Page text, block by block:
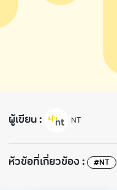
ผู้เขียน : NT
ห้วข้อที่เกี่ยวข้อง : #NT